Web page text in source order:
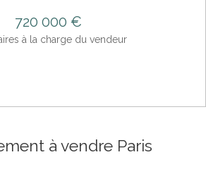
720 000 €
à la charge du vendeur
à vendre Paris